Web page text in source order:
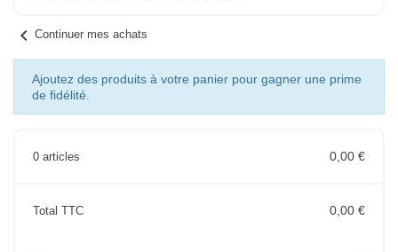
chevron_left Continuer mes achats
Ajoutez des produits à votre panier pour gagner une prime
de fidélité.
0 articles 0,00 €
Total TTC 0,00 €